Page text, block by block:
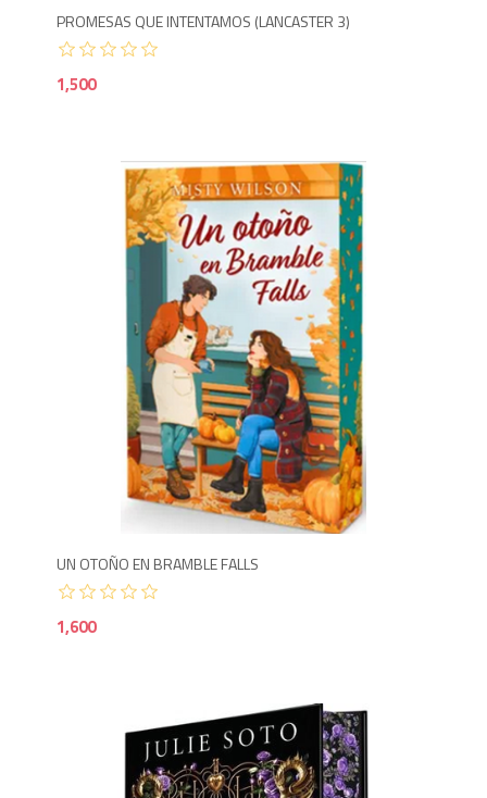
PROMESAS QUE INTENTAMOS (LANCASTER 3)
1,500
UN OTOÑO EN BRAMBLE FALLS
1,600